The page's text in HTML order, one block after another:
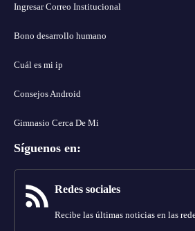
Ingresar Correo Institucional
Bono desarrollo humano
Cuál es mi ip
Consejos Android
Gimnasio Cerca De Mi
Síguenos en:
Redes sociales
Recibe las últimas noticias en las